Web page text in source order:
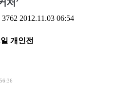
3762 2012.11.03 06:54
개인전